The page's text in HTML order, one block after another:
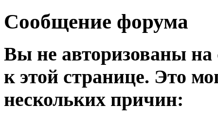
Сообщение форума
Вы не авторизованы на
к этой странице. Это
нескольких причин: